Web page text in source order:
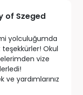
of Szeged
yolculuğumda
teşekkürler! Okul
vize
yardımlarınız